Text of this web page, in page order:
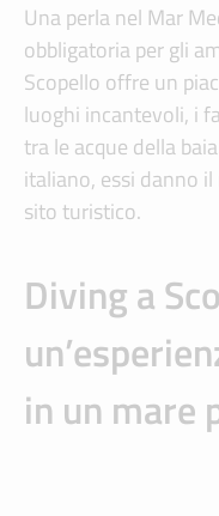
Una perla nel Mar
obbligatoria per gli
Scopello offre un
luoghi incantevoli, i
tra le acque della
italiano, essi danno
sito turistico.
Diving a
in un mare